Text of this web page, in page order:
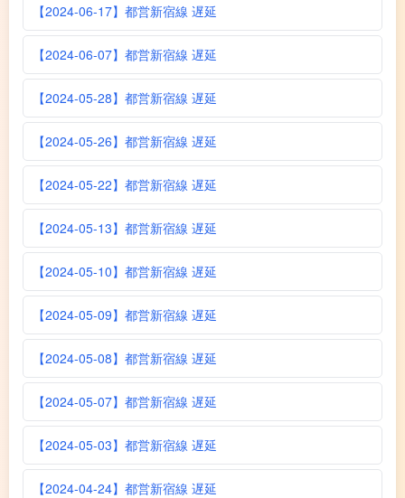
【2024-06-17】都営新宿線 遅延
【2024-06-07】都営新宿線 遅延
【2024-05-28】都営新宿線 遅延
【2024-05-26】都営新宿線 遅延
【2024-05-22】都営新宿線 遅延
【2024-05-13】都営新宿線 遅延
【2024-05-10】都営新宿線 遅延
【2024-05-09】都営新宿線 遅延
【2024-05-08】都営新宿線 遅延
【2024-05-07】都営新宿線 遅延
【2024-05-03】都営新宿線 遅延
【2024-04-24】都営新宿線 遅延